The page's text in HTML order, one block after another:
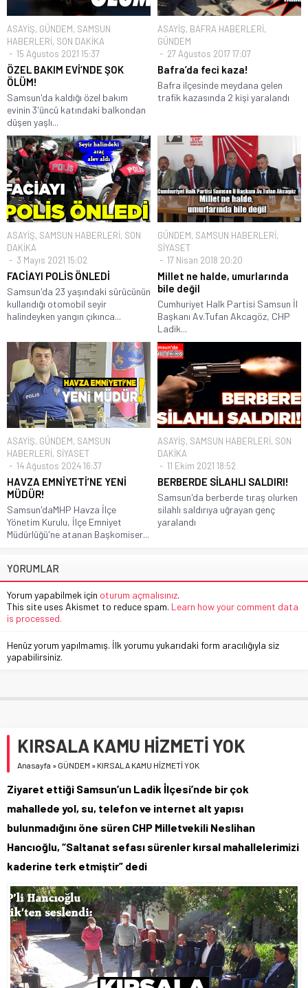
ASAYİŞ, GÜNDEM, SAMSUN
HABERLERİ, SON DAKİKA
15 Ağustos 2021 15:37
ÖZEL BAKIM EVİ’NDE ŞOK
ÖLÜM!
Samsun'da kaldığı özel bakım
evinin 3'üncü katındaki balkondan
düşen yaşlı...
ASAYİŞ, BAFRA HABERLERİ,
GÜNDEM
27 Ağustos 2017 17:07
Bafra’da feci kaza!
Bafra ilçesinde meydana gelen
trafik kazasında 2 kişi yaralandı
ASAYİŞ, SAMSUN HABERLERİ, SON
DAKİKA
3 Mayıs 2021 15:02
FACİAYI POLİS ÖNLEDİ
Samsun'da 23 yaşındaki sürücünün
kullandığı otomobil seyir
halindeyken yangın çıkınca...
GÜNDEM, SAMSUN HABERLERİ,
SİYASET
17 Nisan 2018 20:20
Millet ne halde, umurlarında
bile değil
Cumhuriyet Halk Partisi Samsun İl
Başkanı Av.Tufan Akcagöz, CHP
Ladik...
ASAYİŞ, GÜNDEM, SAMSUN
HABERLERİ, SİYASET
14 Ağustos 2024 16:37
HAVZA EMNİYETİ’NE YENİ
MÜDÜR!
Samsun'daMHP Havza İlçe
Yönetim Kurulu, İlçe Emniyet
Müdürlüğü'ne atanan Başkomiser...
ASAYİŞ, SAMSUN HABERLERİ, SON
DAKİKA
11 Ekim 2021 18:52
BERBERDE SİLAHLI SALDIRI!
Samsun'da berberde tıraş olurken
silahlı saldırıya uğrayan genç
yaralandı
YORUMLAR
Yorum yapabilmek için oturum açmalısınız.
This site uses Akismet to reduce spam. Learn how your comment data
is processed.
Henüz yorum yapılmamış. İlk yorumu yukarıdaki form aracılığıyla siz
yapabilirsiniz.
KIRSALA KAMU HİZMETİ YOK
Anasayfa » GÜNDEM » KIRSALA KAMU HİZMETİ YOK
Ziyaret ettiği Samsun’un Ladik İlçesi’nde bir çok
mahallede yol, su, telefon ve internet alt yapısı
bulunmadığını öne süren CHP Milletvekili Neslihan
Hancıoğlu, “Saltanat sefası sürenler kırsal mahallelerimizi
kaderine terk etmiştir” dedi